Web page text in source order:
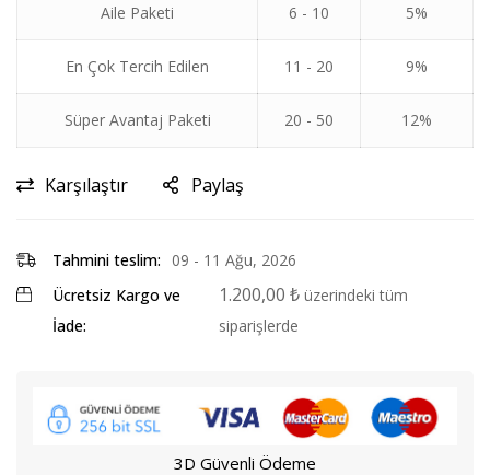
Aile Paketi 6 - 10 5%
En Çok Tercih Edilen 11 - 20 9%
Süper Avantaj Paketi 20 - 50 12%
Karşılaştır Paylaş
Tahmini teslim:
09 - 11 Ağu, 2026
Ücretsiz Kargo ve
İade:
1.200,00 ₺üzerindeki tüm
siparişlerde
3D Güvenli Ödeme